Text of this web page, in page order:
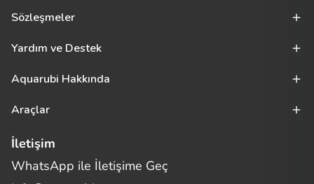
Sözleşmeler
Yardım ve Destek
Aquarubi Hakkında
Araçlar
İletişim
WhatsApp ile İletişime Geç
Merhaba! Size nasıl yardımcı